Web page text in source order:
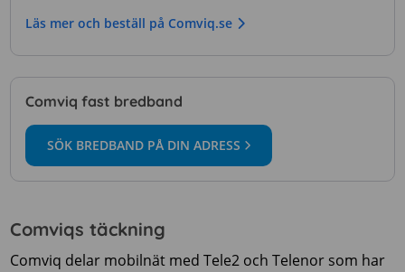
Läs mer och beställ på Comviq.se
Comviq fast bredband
SÖK BREDBAND PÅ DIN ADRESS
Comviqs täckning
Comviq delar mobilnät med Tele2 och Telenor som har